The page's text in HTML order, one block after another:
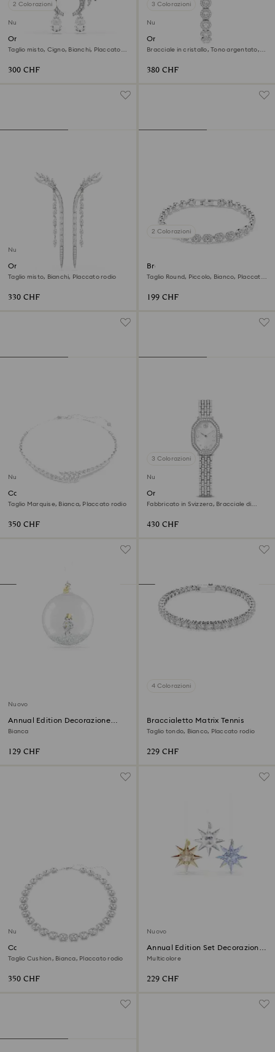
2 Colorazioni
Nuovo
Orecchini a clip Vienna
Taglio misto, Cigno, Bianchi, Placcato
300 CHF
3 Colorazioni
Nuovo
Orologio Una Angelic
Bracciale in cristallo, Tono argentato,
380 CHF
Nuovo
Orecchini Mesmera
Taglio misto, Bianchi, Placcato rodio
330 CHF
2 Colorazioni
Braccialetto Una Angelic
Taglio Round, Piccolo, Bianco, Placcato
199 CHF
Nuovo
Collana Mesmera
Taglio Marquise, Bianca, Placcato rodio
350 CHF
3 Colorazioni
Nuovo
Orologio Dextera octagon
Fabbricato in Svizzera, Bracciale di
430 CHF
Nuovo
Annual Edition Decorazione
Pallina 2026
Bianca
129 CHF
4 Colorazioni
Braccialetto Matrix Tennis
Taglio tondo, Bianco, Placcato rodio
229 CHF
Nuovo
Collana Una Angelic
Taglio Cushion, Bianca, Placcato rodio
350 CHF
Nuovo
Annual Edition Set Decorazioni
35° Anniversario 2026
Multicolore
229 CHF